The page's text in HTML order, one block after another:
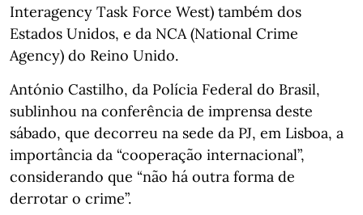
Interagency Task Force West) também dos
Estados Unidos, e da NCA (National Crime
Agency) do Reino Unido.
António Castilho, da Polícia Federal do Brasil,
sublinhou na conferência de imprensa deste
sábado, que decorreu na sede da PJ, em Lisboa, a
importância da “cooperação internacional”,
considerando que “não há outra forma de
derrotar o crime”.